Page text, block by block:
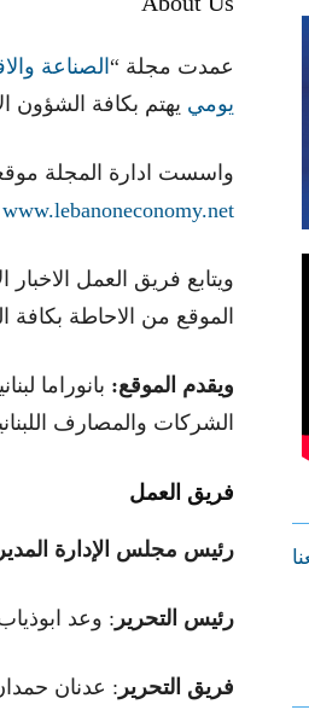
عمدت مجلة “ الصناعة
يومي يهتم بكافة الشؤون
واسست ادارة المجلة
www.lebanoneconomy.net
ويتابع فريق العمل
الموقع من الاحاطة بكافة
ويقدم الموقع: بانوراما
الشركات والمصارف
فريق العمل
رئيس مجلس الإدارة
رئيس التحرير : وعد
فريق التحرير : عدنان